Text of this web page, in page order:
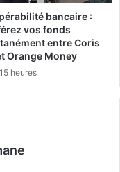
bancaire :
vos fonds
entre Coris
Orange Money
heures